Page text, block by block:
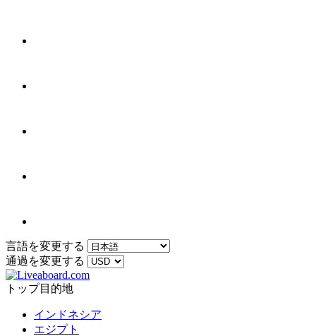
言語を変更する
通過を変更する
トップ目的地
インドネシア
エジプト